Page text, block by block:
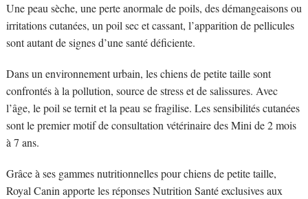
Une peau sèche, une perte anormale de poils, des démangeaisons ou
irritations cutanées, un poil sec et cassant, l’apparition de pellicules
sont autant de signes d’une santé déficiente.
Dans un environnement urbain, les chiens de petite taille sont
confrontés à la pollution, source de stress et de salissures. Avec
l’âge, le poil se ternit et la peau se fragilise. Les sensibilités cutanées
sont le premier motif de consultation vétérinaire des Mini de 2 mois
à 7 ans.
Grâce à ses gammes nutritionnelles pour chiens de petite taille,
Royal Canin apporte les réponses Nutrition Santé exclusives aux